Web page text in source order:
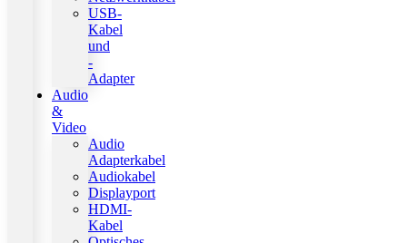
USB-
Kabel
und
-
Adapter
Audio
&
Video
Audio
Adapterkabel
Audiokabel
Displayport
HDMI-
Kabel